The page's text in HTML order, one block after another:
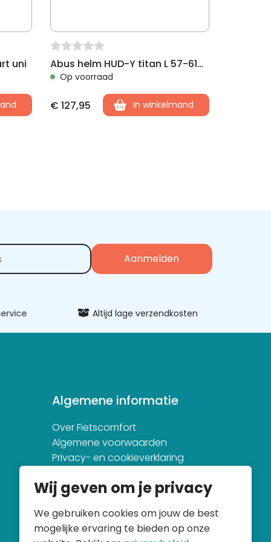
uni Abus helm HUD-Y titan L 57-61cm
Op voorraad
€ 127,95 In winkelmand
Altijd lage verzendkosten
Algemene informatie
Over Fietscomfort
Algemene voorwaarden
Privacy- en cookieverklaring
Wij geven om je privacy
We gebruiken cookies om jouw de best
mogelijke ervaring te bieden op onze